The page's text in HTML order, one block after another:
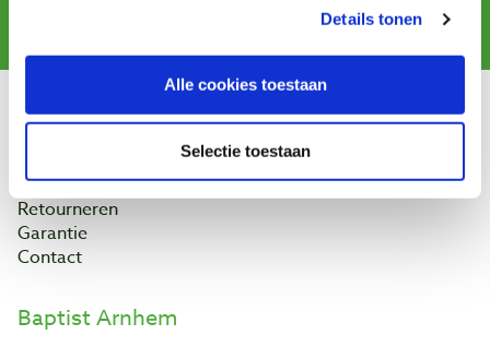
Details tonen
Alle cookies toestaan
Selectie toestaan
Klantenservice
Betaling
Retourneren
Garantie
Contact
Baptist Arnhem